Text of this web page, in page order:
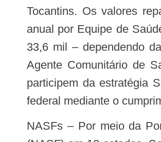
Tocantins. Os valores
anual por Equipe de
33,6 mil – dependendo
Agente Comunitário de
participem da estratégia
federal mediante o
NASFs – Por meio da Portaria 455,O Ministério da Saúde também credenciou novos Núcleos de Apoio à Saúde da Família